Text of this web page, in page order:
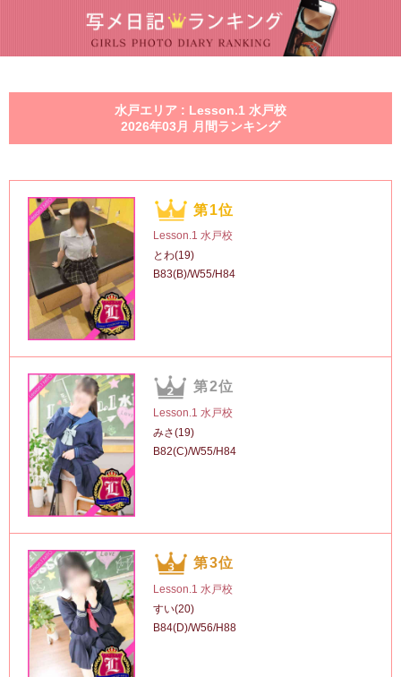
水戸エリア : Lesson.1 水戸校
2026年03月 月間ランキング
第1位
Lesson.1 水戸校
とわ(19)
B83(B)/W55/H84
第2位
Lesson.1 水戸校
みさ(19)
B82(C)/W55/H84
第3位
Lesson.1 水戸校
すい(20)
B84(D)/W56/H88